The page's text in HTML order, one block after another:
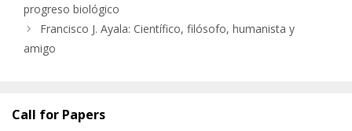
progreso biológico
Francisco J. Ayala: Científico, filósofo, humanista y
amigo
Call for Papers